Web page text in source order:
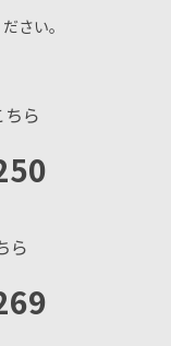
さい。
ら
ら